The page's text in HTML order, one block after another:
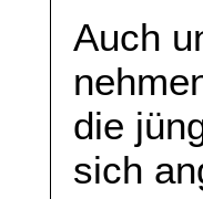
Auch
die
sich